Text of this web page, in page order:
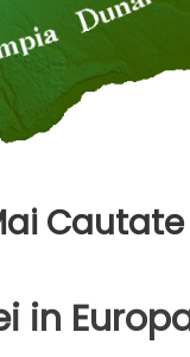
Cautate
in